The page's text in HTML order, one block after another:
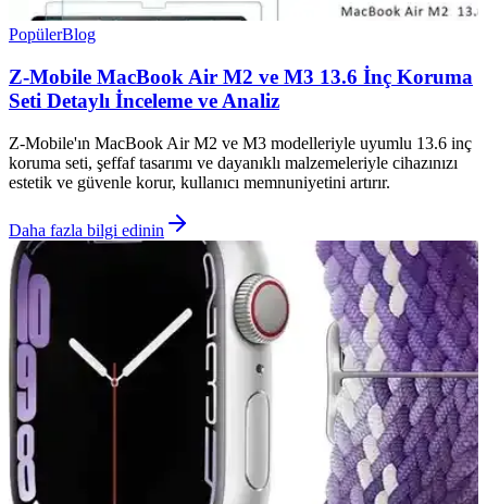
PopülerBlog
Z-Mobile MacBook Air M2 ve M3 13.6 İnç Koruma
Seti Detaylı İnceleme ve Analiz
Z-Mobile'ın MacBook Air M2 ve M3 modelleriyle uyumlu 13.6 inç
koruma seti, şeffaf tasarımı ve dayanıklı malzemeleriyle cihazınızı
estetik ve güvenle korur, kullanıcı memnuniyetini artırır.
Daha fazla bilgi edinin